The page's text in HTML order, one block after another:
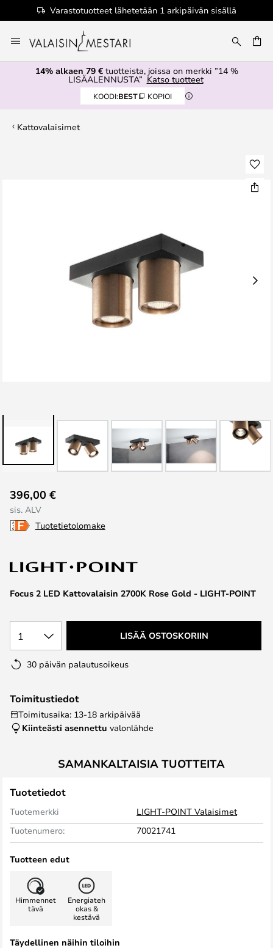
Varastotuotteet lähetetään 1 arkipäivän sisällä
to
Content
14% alkaen 79 €tuotteista, joissa on merkki ”14 %
LISÄALENNUSTA” Katso tuotteet
KOODI:BEST KOPIOI
Kattovalaisimet
to
the
beginning
the
images
gallery
Focus 2 LED Kattovalaisin 2700K Rose Gold - LIGHT-POINT
396,00 €
sis. ALV
Tuotetietolomake
1 LISÄÄ OSTOSKORIIN
30 päivän palautusoikeus
Toimitustiedot
Toimitusaika: 13-18 arkipäivää
Kiinteästi asennettu valonlähde
SAMANKALTAISIA TUOTTEITA
Tuotetiedot
Tuotemerkki
LIGHT-POINT Valaisimet
Tuotenumero:
70021741
Tuotteen edut
Himmennet
tävä
Energiateh
okas &
kestävä
Täydellinen näihin tiloihin